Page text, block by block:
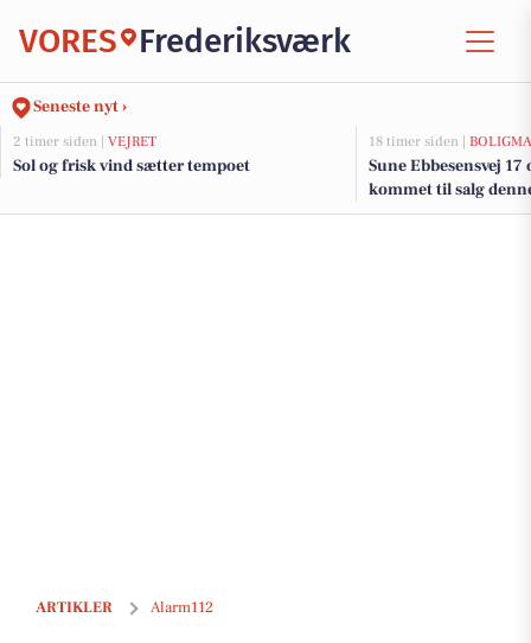
VORES Frederiksværk
Seneste nyt ›
2 timer siden | VEJRET
Sol og frisk vind sætter tempoet
18 timer siden |
Sune Ebbesensvej
kommet til salg
se boligerne her.
ARTIKLER Alarm112
Frederiksborg Brand og Redning: Brand i bygning